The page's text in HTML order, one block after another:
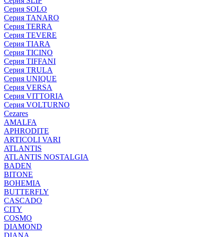
Серия SOLO
Серия TANARO
Серия TERRA
Серия TEVERE
Серия TIARA
Серия TICINO
Серия TIFFANI
Серия TRULA
Серия UNIQUE
Серия VERSA
Серия VITTORIA
Серия VOLTURNO
Cezares
AMALFA
APHRODITE
ARTICOLI VARI
ATLANTIS
ATLANTIS NOSTALGIA
BADEN
BITONE
BOHEMIA
BUTTERFLY
CASCADO
CITY
COSMO
DIAMOND
DIANA